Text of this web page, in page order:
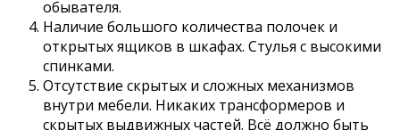
обывателя.
Наличие большого количества полочек и
открытых ящиков в шкафах. Стулья с высокими
спинками.
Отсутствие скрытых и сложных механизмов
внутри мебели. Никаких трансформеров и
скрытых выдвижных частей. Всё должно быть